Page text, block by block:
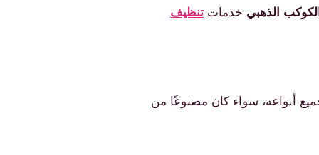
الذهبي خدمات تنظيف
أنواعه، سواء كان مصنوعًا من